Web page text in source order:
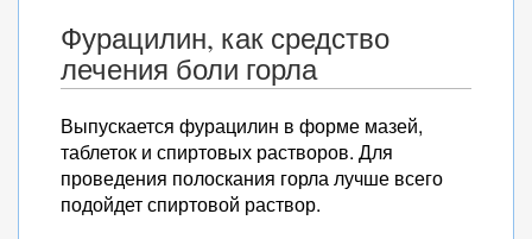
Фурацилин, как средство
лечения боли горла
Выпускается фурацилин в форме мазей,
таблеток и спиртовых растворов. Для
проведения полоскания горла лучше всего
подойдет спиртовой раствор.